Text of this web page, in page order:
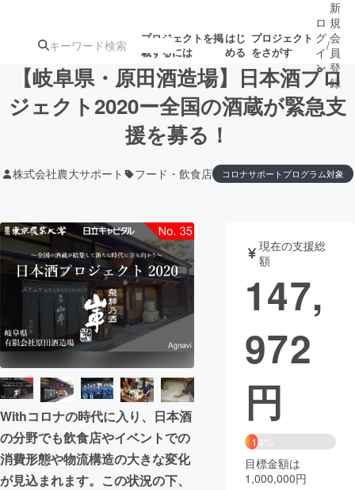
プロジェクトを掲
載するには
はじ
める
プロジェクト
をさがす
注目の新着プロ募集終了が近いプ
テクノロジー・ガジェット ゲーム・サ
映像・映画 書籍・雑誌
ビジネス・起業 チャレンジ
まちづくり・地域活性化
CAMPFIRE for Social Good
CAMPFIRE Creation
CAMPFIREふるさと納税machi-ya コミュニティ
ロ
グ
イ
ン
/
新
規
会
員
登
録
【岐阜県・原田酒造場】日本酒プロ
ジェクト2020ー全国の酒蔵が緊急支
援を募る！
株式会社農大サポート フード・飲食店 コロナサポートプログラム対象
Withコロナの時代に入り、日本酒
の分野でも飲食店やイベントでの
消費形態や物流構造の大きな変化
が見込まれます。この状況の下、
現在の支援総
額
147,
972
円
14%
目標金額は
1,000,000円